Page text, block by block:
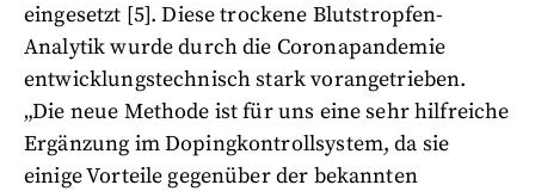
eingesetzt [5]. Diese trockene Blutstropfen-
Analytik wurde durch die Coronapandemie
entwicklungstechnisch stark vorangetrieben.
„Die neue Methode ist für uns eine sehr hilfreiche
Ergänzung im Dopingkontrollsystem, da sie
einige Vorteile gegenüber der bekannten